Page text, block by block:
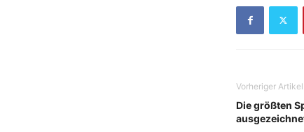
Vorheriger Artikel
Die größten